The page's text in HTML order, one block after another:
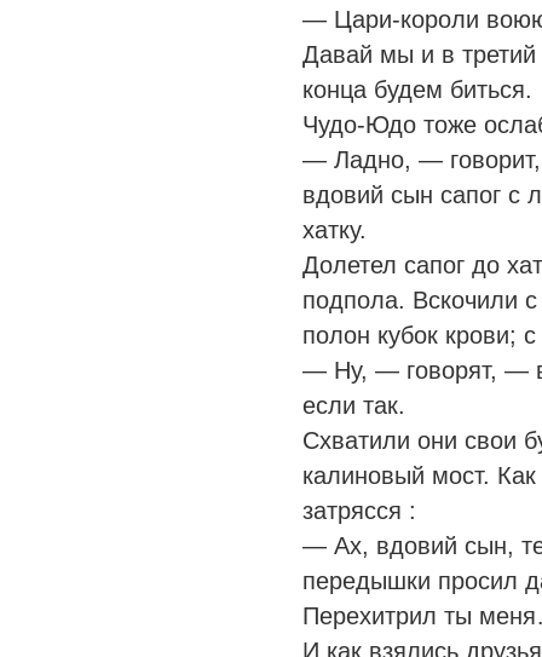
— Цари-короли
Давай мы и в
конца будем биться.
Чудо-Юдо тоже
— Ладно, —
вдовий сын сапог с
хатку.
Долетел сапог до
подпола. Вскочили
полон кубок крови;
— Ну, — говорят, —
если так.
Схватили они свои
калиновый мост.
затрясся :
— Ах, вдовий сын,
передышки просил
Перехитрил ты
И как взялись